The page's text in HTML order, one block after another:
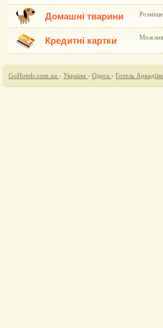
Домашні тварини
Кредитні картки
GoHotels.com.ua › Україна › Одеса › Готель